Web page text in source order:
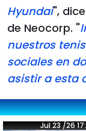
Hyundai",
de Neocorp. "
nuestros
sociales en
asistir a esta
Jul 23 /26